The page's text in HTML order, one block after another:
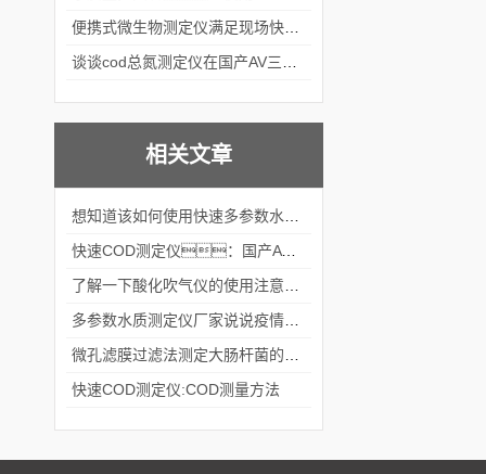
相关文章
快速COD测定仪：国产AV三级片麻豆为何重要？
快速COD测定仪:COD测量方法